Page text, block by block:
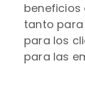
beneficios
tanto
para los
para las